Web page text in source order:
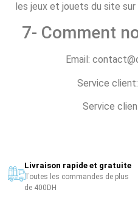
les jeux et jouets du site sur
7- Comment
Email:
Service
Service
Livraison rapide et gratuite
Toutes les commandes de plus
de 400DH